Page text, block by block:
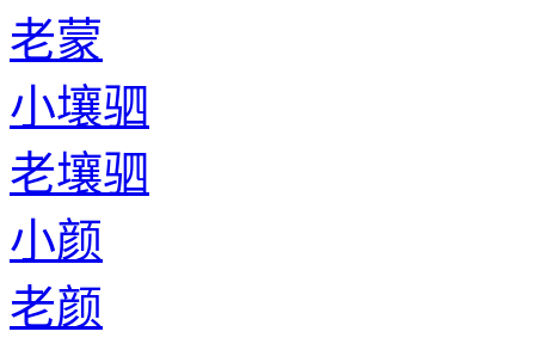
老蒙
小壤驷
老壤驷
小颜
老颜